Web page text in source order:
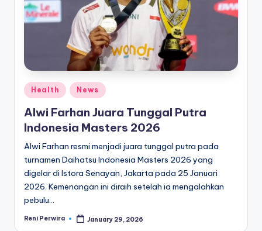
e
di
Posted
Health News
Alwi Farhan Juara Tunggal Putra
Indonesia Masters 2026
Alwi Farhan resmi menjadi juara tunggal putra pada
turnamen Daihatsu Indonesia Masters 2026 yang
digelar di Istora Senayan, Jakarta pada 25 Januari
2026. Kemenangan ini diraih setelah ia mengalahkan
pebulu…
Posted
Reni Perwira January 29, 2026